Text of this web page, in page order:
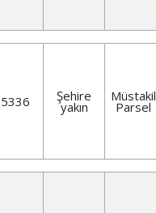
5336 Şehire
yakın
Müstakil
Parsel